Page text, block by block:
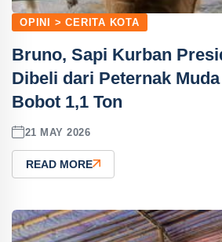
OPINI > CERITA KOTA
Bruno, Sapi Kurban
Dibeli dari Peternak
Bobot 1,1 Ton
21 MAY 2026
READ MORE